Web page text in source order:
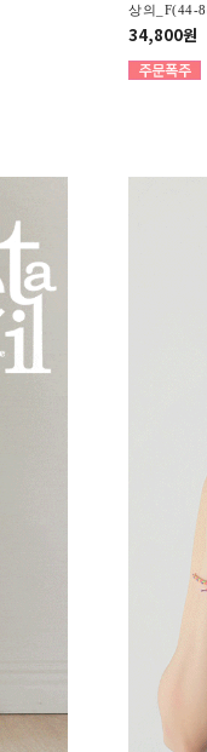
상의_F(44-
34,800원